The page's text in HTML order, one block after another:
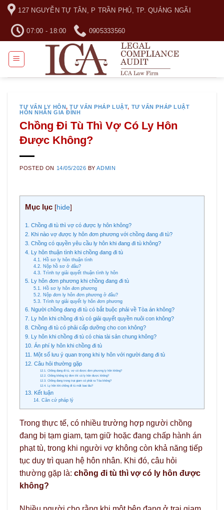
Skip
content
127 NGUYỄN TỰ TÂN, P TRẦN PHÚ, TP. QUẢNG NGÃI
07:00 - 18:00 0905333560
TƯ VẤN LY HÔN,TƯ VẤN PHÁP LUẬT, TƯ VẤN PHÁP LUẬT
HÔN NHÂN GIA ĐÌNH
Chồng Đi Tù Thì Vợ Có Ly Hôn
Được Không?
POSTED ON 14/05/2026 BYADMIN
Mục lục [hide]
1. Chồng đi tù thì vợ có được ly hôn không?
2. Khi nào vợ được ly hôn đơn phương với chồng đang đi tù?
3. Chồng có quyền yêu cầu ly hôn khi đang đi tù không?
4. Ly hôn thuận tình khi chồng đang đi tù
4.1. Hồ sơ ly hôn thuận tình
4.2. Nộp hồ sơ ở đâu?
4.3. Trình tự giải quyết thuận tình ly hôn
5. Ly hôn đơn phương khi chồng đang đi tù
5.1. Hồ sơ ly hôn đơn phương
5.2. Nộp đơn ly hôn đơn phương ở đâu?
5.3. Trình tự giải quyết ly hôn đơn phương
6. Người chồng đang đi tù có bắt buộc phải về Tòa án không?
7. Ly hôn khi chồng đi tù có giải quyết quyền nuôi con không?
8. Chồng đi tù có phải cấp dưỡng cho con không?
9. Ly hôn khi chồng đi tù có chia tài sản chung không?
10. Án phí ly hôn khi chồng đi tù
11. Một số lưu ý quan trọng khi ly hôn với người đang đi tù
12. Câu hỏi thường gặp
12.1. Chồng đang đi tù, vợ có được đơn phương ly hôn không?
12.2. Chồng không ký đơn thì có ly hôn được không?
12.3. Chồng đang trong trại giam có phải ra Tòa không?
12.4. Ly hôn khi chồng đi tù mất bao lâu?
13. Kết luận
14. Căn cứ pháp lý
Trong thực tế, có nhiều trường hợp người chồng
đang bị tạm giam, tạm giữ hoặc đang chấp hành án
phạt tù, trong khi người vợ không còn khả năng tiếp
tục duy trì quan hệ hôn nhân. Khi đó, câu hỏi
thường gặp là: chồng đi tù thì vợ có ly hôn được
không?